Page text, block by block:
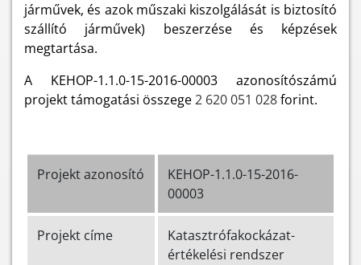
járművek, és azok műszaki kiszolgálását is biztosító
szállító járművek) beszerzése és képzések
megtartása.
A KEHOP-1.1.0-15-2016-00003 azonosítószámú
projekt támogatási összege2 620 051 028forint.
Projekt azonosító
KEHOP-1.1.0-15-2016-
00003
Projekt címe
Katasztrófakockázat-
értékelési rendszer